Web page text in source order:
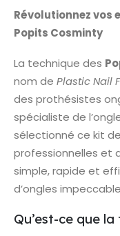
Révolutionnez vos
Popits Cosminty
La technique des
nom de Plastic Nail
des prothésistes
spécialiste de
sélectionné ce kit
professionnelles et
simple, rapide et
d’ongles
Qu’est-ce que